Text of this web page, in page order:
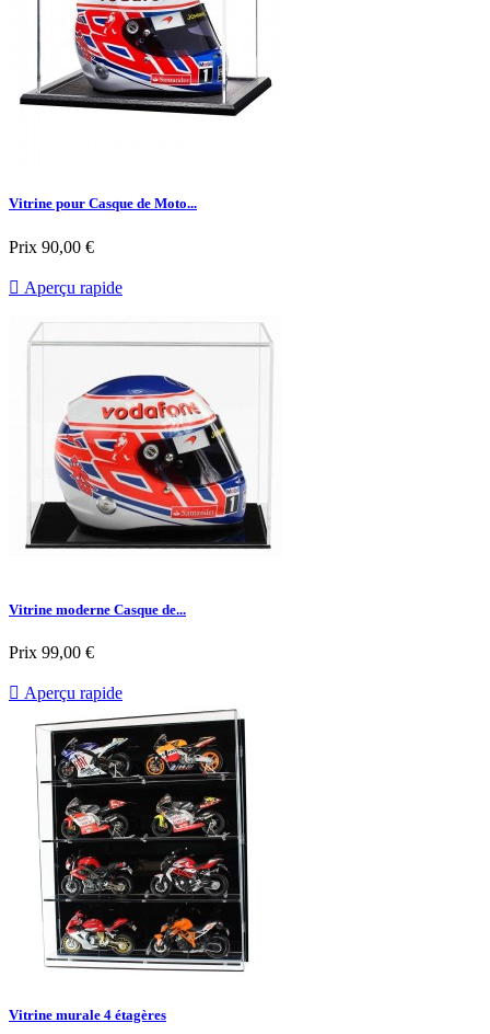
Vitrine pour Casque de Moto...
Prix 90,00 €
 Aperçu rapide
Vitrine moderne Casque de...
Prix 99,00 €
 Aperçu rapide
Vitrine murale 4 étagères